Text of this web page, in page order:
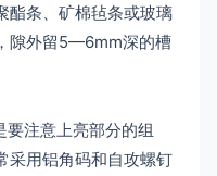
酯条、矿棉毡条或玻璃
隙外留5—6mm深的槽
要注意上亮部分的组
采用铝角码和自攻螺钉